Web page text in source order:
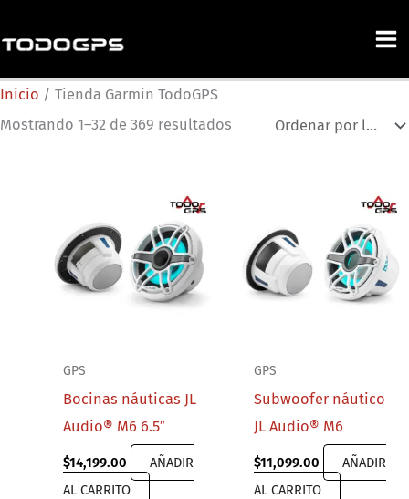
al
Inicio / Tienda Garmin TodoGPS
Mostrando 1–32 de 369 resultados Sorted
GPS
Bocinas náuticas JL
Audio® M6 6.5″
$14,199.00
AÑADIR
AL CARRITO
GPS
Subwoofer náutico
JL Audio® M6
$11,099.00
AÑADIR
AL CARRITO